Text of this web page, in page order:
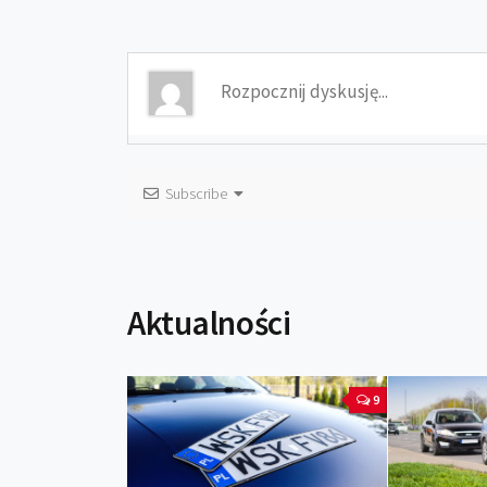
Subscribe
Aktualności
9